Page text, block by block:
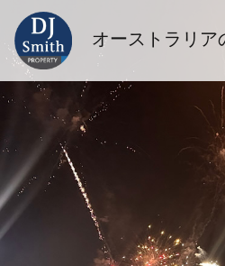
オーストラリア